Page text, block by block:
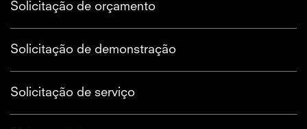
Solicitação de orçamento
Solicitação de demonstração
Solicitação de serviço